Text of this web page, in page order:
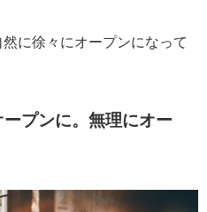
に徐々にオープンになって
プンに。無理にオー